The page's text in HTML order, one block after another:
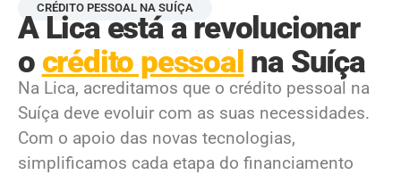
CRÉDITO PESSOAL NA SUÍÇA
A Lica está a revolucionar
o crédito pessoal na Suíça
Na Lica, acreditamos que o crédito pessoal na
Suíça deve evoluir com as suas necessidades.
Com o apoio das novas tecnologias,
simplificamos cada etapa do financiamento